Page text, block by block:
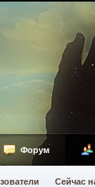
Форум
Сейчас